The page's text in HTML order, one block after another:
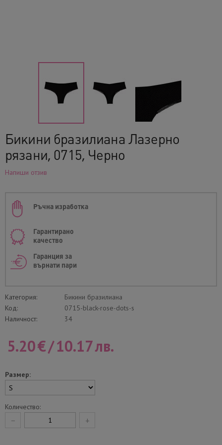
Бикини бразилиана Лазерно
рязани, 0715, Черно
Напиши отзив
Ръчна изработка
Гарантирано
качество
Гаранция за
върнати пари
Категория:
Бикини бразилиана
Код:
0715-black-rose-dots-s
Наличност:
34
5.20€/10.17лв.
Размер:
Количество:
+
−